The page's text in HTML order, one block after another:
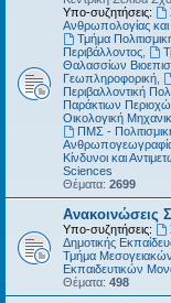
Υπο-συζητήσεις:
Ανθρωπολογίας και
Τμήμα
Περιβάλλοντος
Θαλασσίων
Γεωπληροφορική
Περιβαλλοντική
Παράκτιων
Οικολογική
ΠΜΣ -
Κίνδυνοι και
Sciences
Θέματα: 2699
Ανακοινώσεις
Υπο-συζητήσεις:
Δημοτικής
Τμήμα
Εκπαιδευτικών
Θέματα: 498